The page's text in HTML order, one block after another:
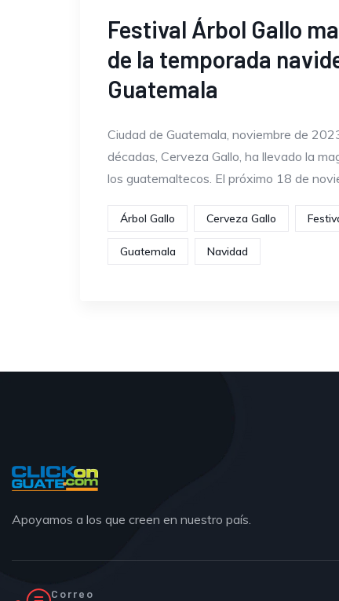
Festival Árbol Gallo
de la temporada
Guatemala
Ciudad de Guatemala, noviembre de
décadas, Cerveza Gallo, ha llevado la
los guatemaltecos. El próximo 18 de
Árbol Gallo Cerveza Gallo
Guatemala Navidad
Apoyamos a los que creen en nuestro país.
Correo